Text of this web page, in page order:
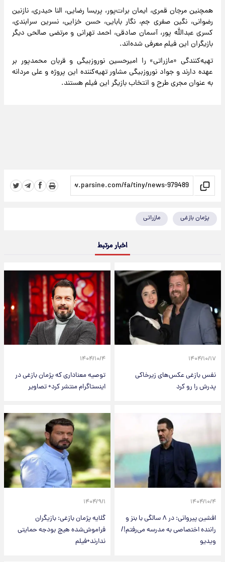
همچنین مرجان قمری، ایمان برات‌پور، پریسا رضایی، النا حیدری، نازنین
رضوانی، نگین صفری جم، نگار بابایی، حسن خزایی، نسرین سرابندی،
کسری عبدالله پور، آسمان صادقی، احمد تهرانی و مرتضی صالحی دیگر
بازیگران این فیلم معرفی شده‌اند.
تهیه‌کنندگی «مازراتی» را امیرحسین نوروزبیگی و قربان محمدپور بر
عهده دارند و جواد نوروزبیگی مشاور تهیه‌کننده این پروژه و علی مردانه
به عنوان مجری طرح و انتخاب بازیگر این فیلم هستند.
پژمان بازغی مازراتی
اخبار مرتبط
۱۴۰۴/۱۰/۱۷
نفس بازغی عکس‌های زیرخاکی
پدرش را رو کرد
۱۴۰۴/۱۰/۴
توصیه معناداری که پژمان بازغی در
اینستاگرام منتشر کرد+ تصاویر
۱۴۰۴/۱۰/۴
افشین پیروانی: در ۸ سالگی با بنز و
راننده اختصاصی به مدرسه می‌رفتم!/
ویدیو
۱۴۰۴/۹/۱
گلایه پژمان بازغی: بازیگران
فراموش‌شده هیچ بودجه حمایتی
ندارند+فیلم